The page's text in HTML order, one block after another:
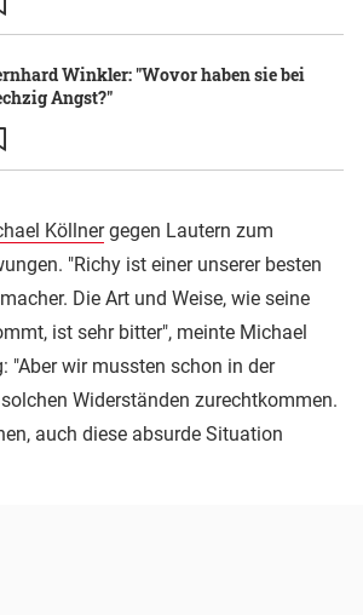
Winkler: "Wovor haben sie bei
Angst?"
Köllnergegen Lautern zum
"Richy ist einer unserer besten
Die Art und Weise, wie seine
ist sehr bitter", meinte Michael
"Aber wir mussten schon in der
Widerständen zurechtkommen.
auch diese absurde Situation